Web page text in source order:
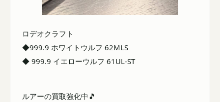
ロデオクラフト
◆999.9 ホワイトウルフ 62MLS
◆ 999.9 イエローウルフ 61UL-ST
ルアーの買取強化中🎵